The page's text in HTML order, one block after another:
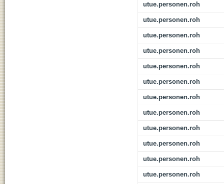
utue.personen.roh
utue.personen.roh
utue.personen.roh
utue.personen.roh
utue.personen.roh
utue.personen.roh
utue.personen.roh
utue.personen.roh
utue.personen.roh
utue.personen.roh
utue.personen.roh
utue.personen.roh